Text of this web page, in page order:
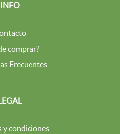
INFO
comprar?
Frecuentes
y condiciones